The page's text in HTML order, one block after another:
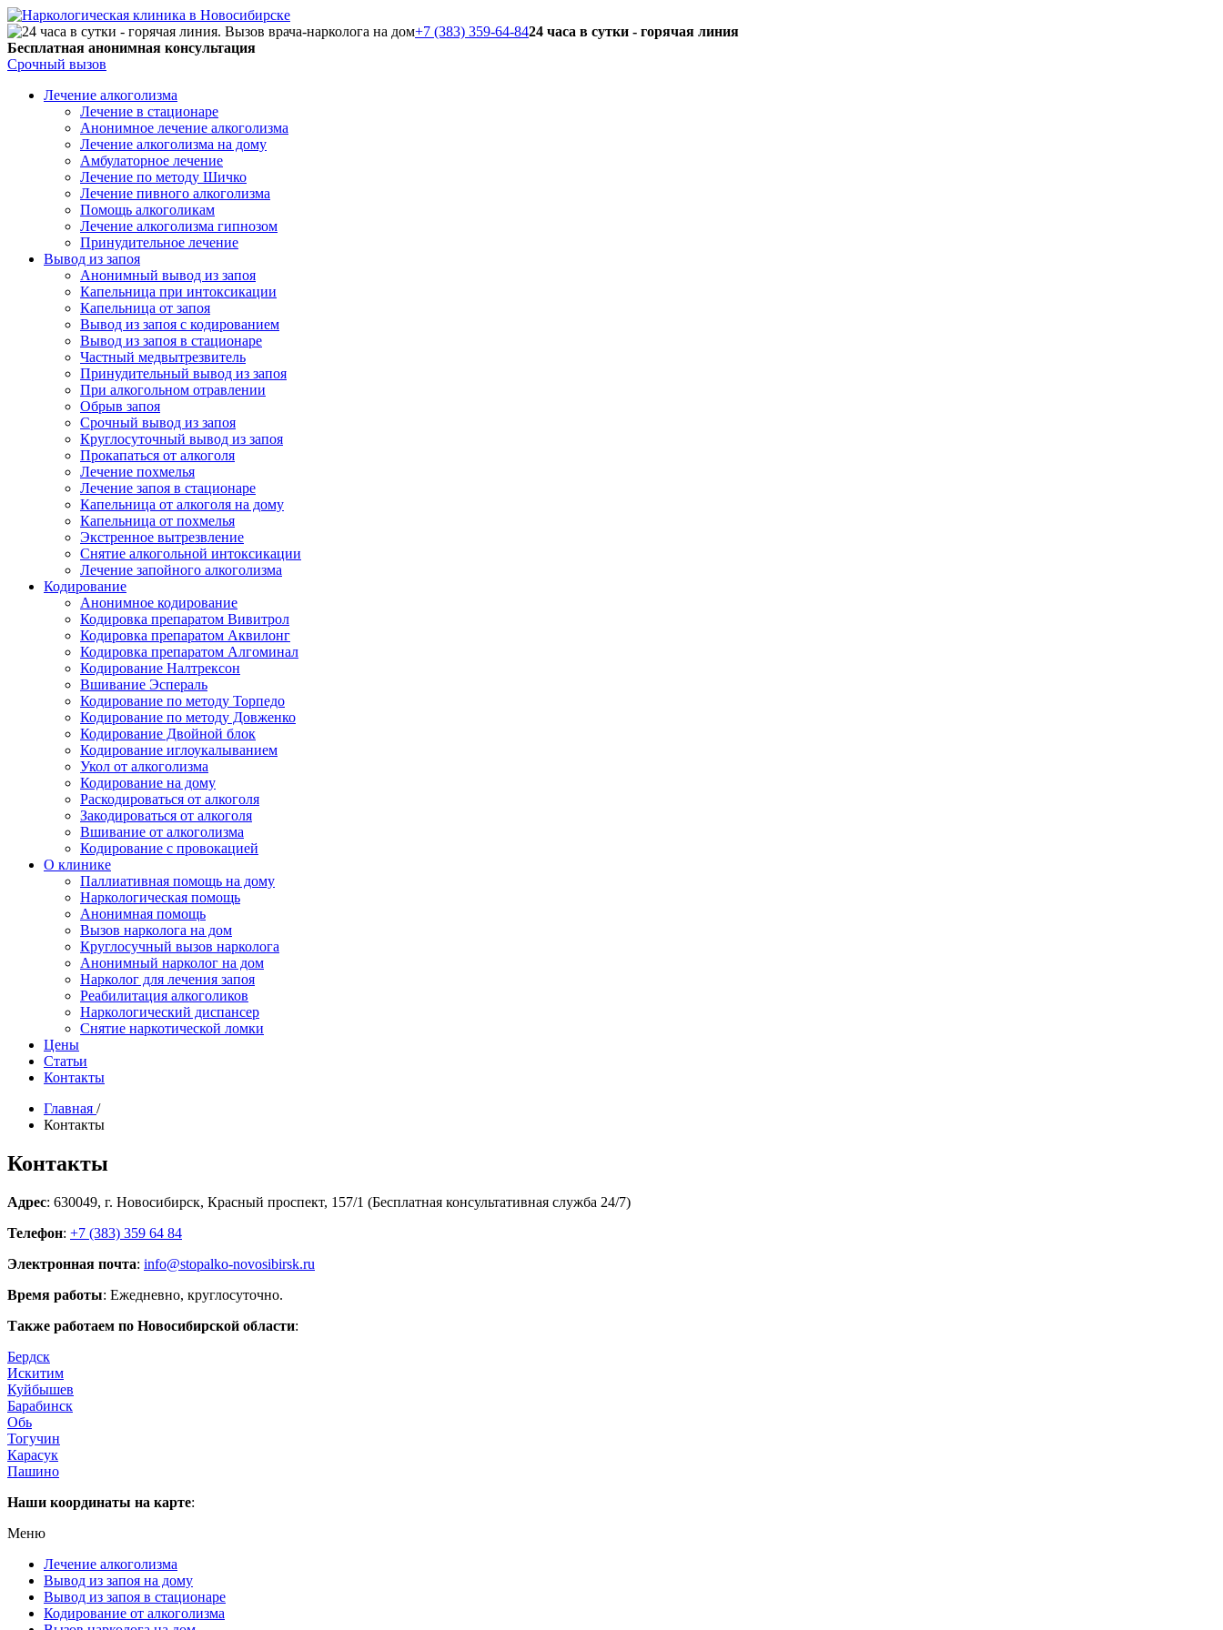
+7 (383) 359-64-8424 часа в сутки - горячая линия
Бесплатная анонимная консультация
Срочный вызов
Лечение алкоголизма
Лечение в стационаре
Анонимное лечение алкоголизма
Лечение алкоголизма на дому
Амбулаторное лечение
Лечение по методу Шичко
Лечение пивного алкоголизма
Помощь алкоголикам
Лечение алкоголизма гипнозом
Принудительное лечение
Вывод из запоя
Анонимный вывод из запоя
Капельница при интоксикации
Капельница от запоя
Вывод из запоя с кодированием
Вывод из запоя в стационаре
Частный медвытрезвитель
Принудительный вывод из запоя
При алкогольном отравлении
Обрыв запоя
Срочный вывод из запоя
Круглосуточный вывод из запоя
Прокапаться от алкоголя
Лечение похмелья
Лечение запоя в стационаре
Капельница от алкоголя на дому
Капельница от похмелья
Экстренное вытрезвление
Снятие алкогольной интоксикации
Лечение запойного алкоголизма
Кодирование
Анонимное кодирование
Кодировка препаратом Вивитрол
Кодировка препаратом Аквилонг
Кодировка препаратом Алгоминал
Кодирование Налтрексон
Вшивание Эспераль
Кодирование по методу Торпедо
Кодирование по методу Довженко
Кодирование Двойной блок
Кодирование иглоукалыванием
Укол от алкоголизма
Кодирование на дому
Раскодироваться от алкоголя
Закодироваться от алкоголя
Вшивание от алкоголизма
Кодирование с провокацией
О клинике
Паллиативная помощь на дому
Наркологическая помощь
Анонимная помощь
Вызов нарколога на дом
Круглосучный вызов нарколога
Анонимный нарколог на дом
Нарколог для лечения запоя
Реабилитация алкоголиков
Наркологический диспансер
Снятие наркотической ломки
Цены
Статьи
Контакты
Главная /
Контакты
Контакты
Адрес: 630049, г. Новосибирск, Красный проспект, 157/1 (Бесплатная консультативная служба 24/7)
Телефон: +7 (383) 359 64 84
Электронная почта: info@stopalko-novosibirsk.ru
Время работы: Ежедневно, круглосуточно.
Также работаем по Новосибирской области:
Бердск
Искитим
Куйбышев
Барабинск
Обь
Тогучин
Карасук
Пашино
Наши координаты на карте:
Меню
Лечение алкоголизма
Вывод из запоя на дому
Вывод из запоя в стационаре
Кодирование от алкоголизма